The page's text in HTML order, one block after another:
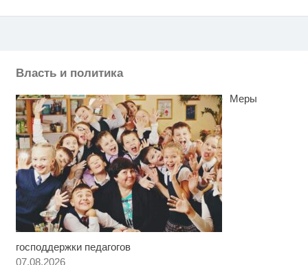
Власть и политика
Меры
господдержки педагогов
07.08.2026
Скрытая камера на пляже